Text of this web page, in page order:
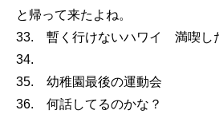
と帰って来たよね。
33. 暫く行けないハワイ 満喫し
34.
35. 幼稚園最後の運動会
36. 何話してるのかな？